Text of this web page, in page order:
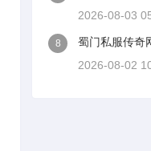
2026-08-03
8
蜀门私服传奇
2026-08-02